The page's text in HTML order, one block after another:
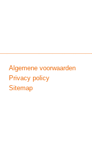
Algemene voorwaarden
Privacy policy
Sitemap